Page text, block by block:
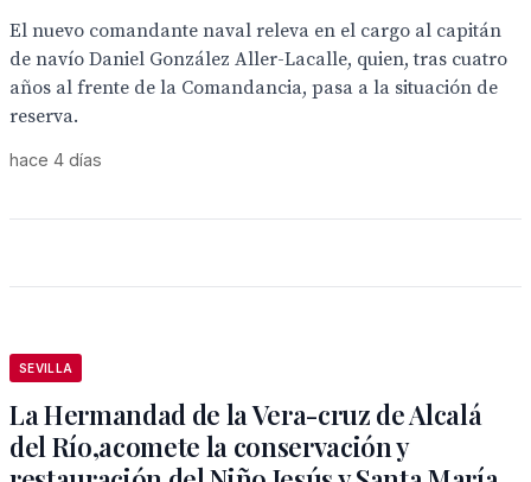
El nuevo comandante naval releva en el cargo al capitán
de navío Daniel González Aller-Lacalle, quien, tras cuatro
años al frente de la Comandancia, pasa a la situación de
reserva.
hace 4 días
SEVILLA
La Hermandad de la Vera-cruz de Alcalá
del Río,acomete la conservación y